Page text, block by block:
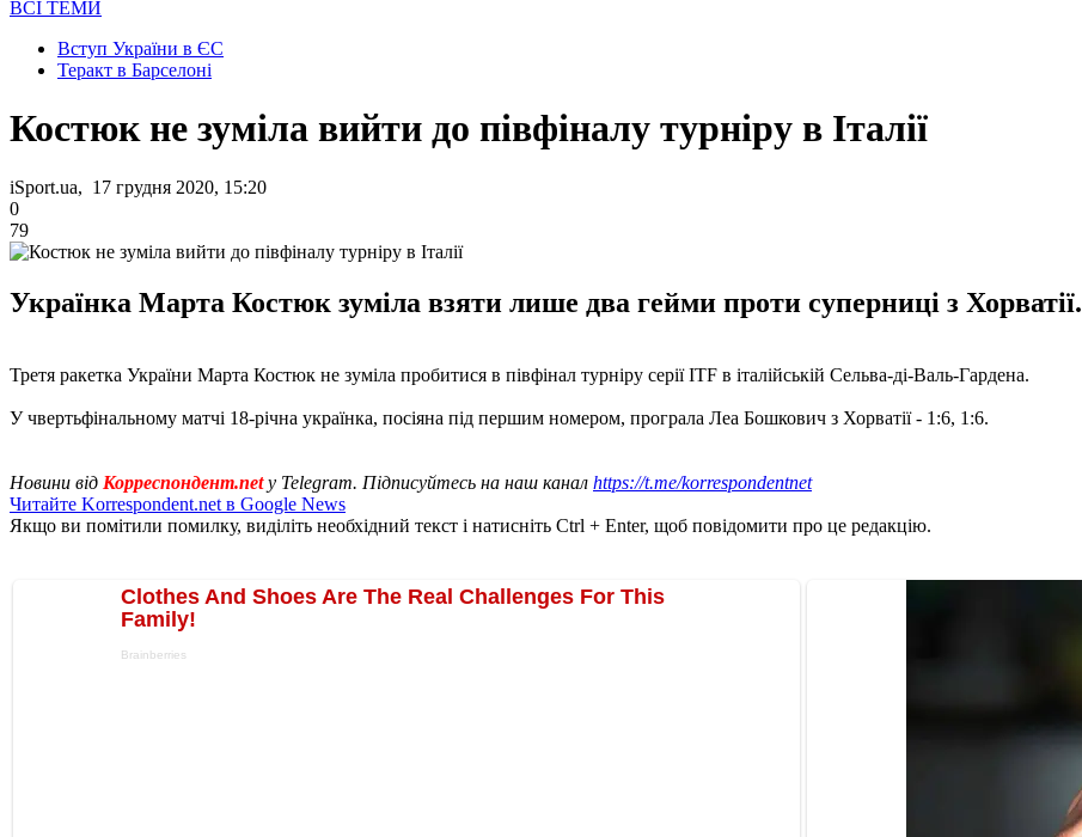
ВСІ ТЕМИ
Вступ України в ЄС
Теракт в Барселоні
Костюк не зуміла вийти до півфіналу турніру в Італії
iSport.ua, 17 грудня 2020, 15:20
0
79
Українка Марта Костюк зуміла взяти лише два гейми проти суперниці з Хорватії.
Третя ракетка України Марта Костюк не зуміла пробитися в півфінал турніру серії ITF в італійській Сельва-ді-Валь-Гардена.
У чвертьфінальному матчі 18-річна українка, посіяна під першим номером, програла Леа Бошкович з Хорватії - 1:6, 1:6.
Новини від Корреспондент.netу Telegram. Підписуйтесь на наш канал https://t.me/korrespondentnet
Читайте Korrespondent.net в Google News
Якщо ви помітили помилку, виділіть необхідний текст і натисніть Ctrl + Enter, щоб повідомити про це редакцію.